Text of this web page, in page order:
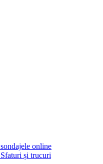
online
și trucuri